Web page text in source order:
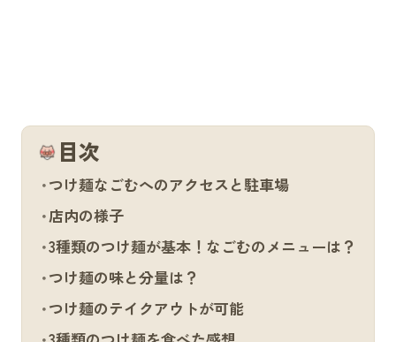
目次
つけ麺なごむへのアクセスと駐車場
店内の様子
3種類のつけ麺が基本！なごむのメニューは？
つけ麺の味と分量は？
つけ麺のテイクアウトが可能